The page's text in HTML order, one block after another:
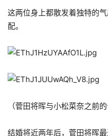
这两位身上都散发着独特的
配。
（菅田将晖与小松菜奈之前的
结婚将近两年后，菅田将晖